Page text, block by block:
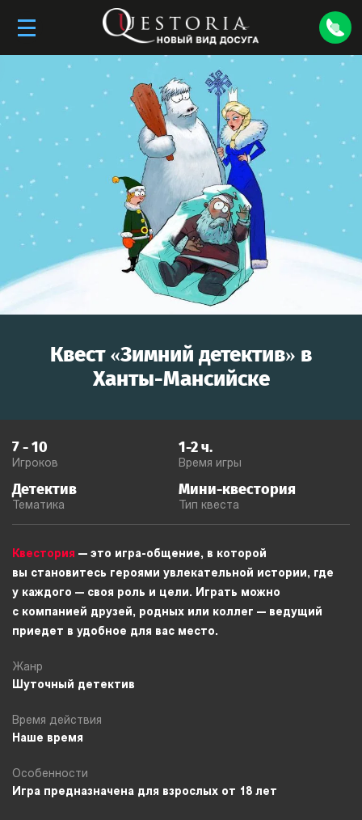
Квест «Зимний детектив» в
Ханты-Мансийске
7-10
Игроков
1-2ч.
Время игры
Детектив
Тематика
Мини-квестория
Тип квеста
Квестория — это игра-общение, в которой
вы становитесь героями увлекательной истории, где
у каждого — своя роль и цели. Играть можно
с компанией друзей, родных или коллег — ведущий
приедет в удобное для вас место.
Жанр
Шуточный детектив
Время действия
Наше время
Особенности
Игра предназначена для взрослых от 18 лет